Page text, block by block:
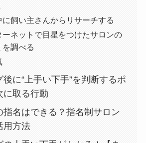
に飼い主さんからリサーチする
ーネットで目星をつけたサロンの
を調べる
後に“上手い下手”を判断するポ
に取る行動
指名はできる？指名制サロン
用方法